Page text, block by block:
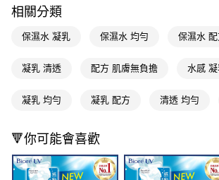
任。
時審查核予不同之上限額度；若仍有額度不足之情形
５．嚴禁一人註冊多個帳號或使用他人資訊註冊。若
恩沛科技股份有限公司將有權停止該用戶之使用額度
每筆NT$100，滿NT$790(含以上)免運費
付款後寶雅門市自取(由倉庫統一出貨)
相關分類
保濕水 凝乳 保濕水 均勻 保濕水
凝乳 清透 配方 肌膚無負擔 水感
凝乳 均勻 凝乳 配方 清透 均勻
🔻你可能會喜歡